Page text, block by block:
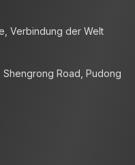
Verbindung der Welt
Shengrong Road, Pudong